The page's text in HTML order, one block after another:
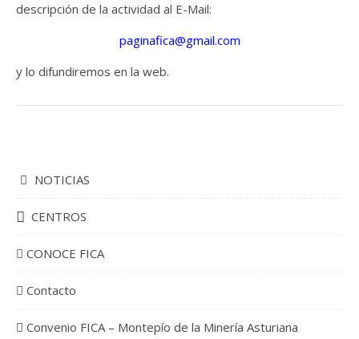
descripción de la actividad al E-Mail:
paginafica@gmail.com
y lo difundiremos en la web.
NOTICIAS
CENTROS
CONOCE FICA
Contacto
Convenio FICA – Montepío de la Minería Asturiana